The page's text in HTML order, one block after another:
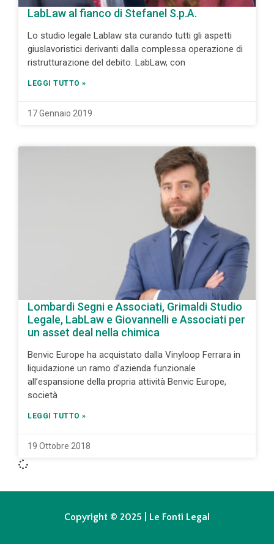
LabLaw al fianco di Stefanel S.p.A.
Lo studio legale Lablaw sta curando tutti gli aspetti
giuslavoristici derivanti dalla complessa operazione di
ristrutturazione del debito. LabLaw, con
LEGGI TUTTO »
17 Gennaio 2019
Lombardi Segni e Associati, Grimaldi Studio
Legale, LabLaw e Giovannelli e Associati per
un asset deal nella chimica
Benvic Europe ha acquistato dalla Vinyloop Ferrara in
liquidazione un ramo d’azienda funzionale
all’espansione della propria attività Benvic Europe,
società
LEGGI TUTTO »
19 Ottobre 2018
Copyright © 2025 | Le Fonti Legal